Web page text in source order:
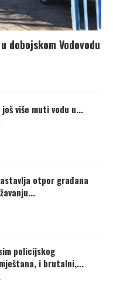
dobojskom Vodovodu
više muti vodu u...
otpor građana
policijskog
i brutalni,...